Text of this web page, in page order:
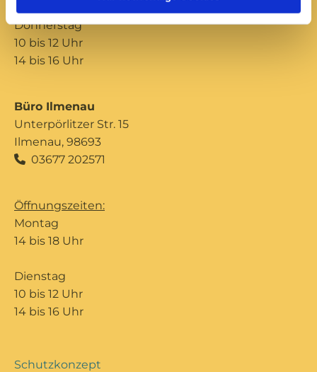
Donnerstag
10 bis 12 Uhr
14 bis 16 Uhr
Büro Ilmenau
Unterpörlitzer Str. 15
Ilmenau, 98693
 03677 202571
Öffnungszeiten:
Montag
14 bis 18 Uhr
Dienstag
10 bis 12 Uhr
14 bis 16 Uhr
Schutzkonzept